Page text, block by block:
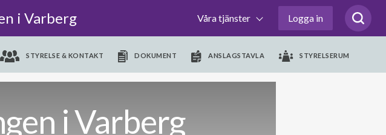
i Varberg Våra tjänster Logga in
STYRELSE & KONTAKT DOKUMENT ANSLAGSTAVLA STYRELSERUM
i Varberg